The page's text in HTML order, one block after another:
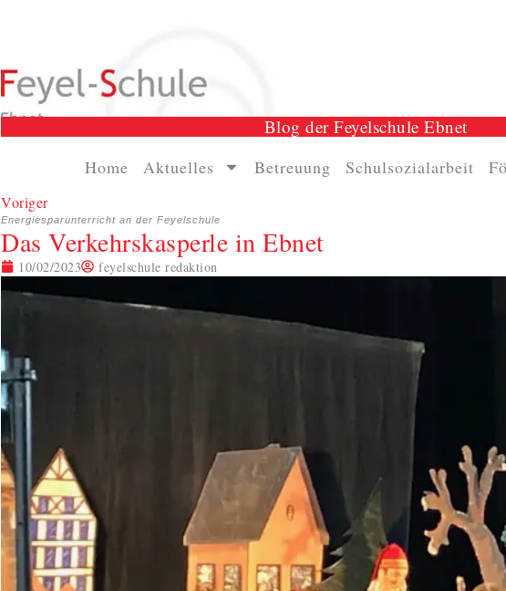
Blog der Feyelschule Ebnet
Home Aktuelles Betreuung Schulsozialarbeit
Voriger
Energiesparunterricht an der Feyelschule
Das Verkehrskasperle in Ebnet
10/02/2023 feyelschule redaktion